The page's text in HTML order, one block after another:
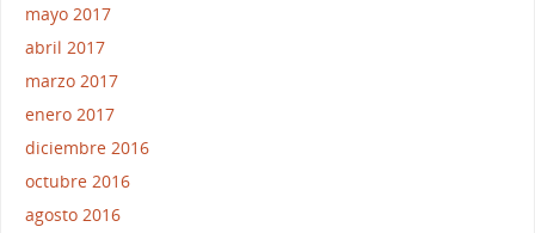
mayo 2017
abril 2017
marzo 2017
enero 2017
diciembre 2016
octubre 2016
agosto 2016